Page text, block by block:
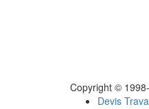
Copyright ©
Devis